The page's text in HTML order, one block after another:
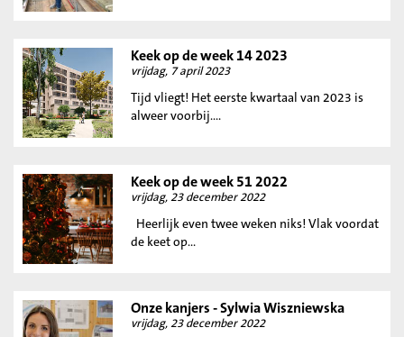
Keek op de week 14 2023
vrijdag, 7 april 2023
Tijd vliegt! Het eerste kwartaal van 2023 is
alweer voorbij....
Keek op de week 51 2022
vrijdag, 23 december 2022
Heerlijk even twee weken niks! Vlak voordat
de keet op...
Onze kanjers - Sylwia Wiszniewska
vrijdag, 23 december 2022